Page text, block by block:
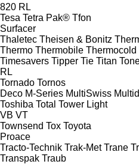
820 RL
Tesa Tetra Pak® Tfon
Surfacer
Thaletec Theisen & Bonitz
Thermo Thermobile Thermocold
Timesavers Tipper Tie Titan
RL
Tornado Tornos
Deco M-Series MultiSwiss
Toshiba Total Tower Light
VB VT
Townsend Tox Toyota
Proace
Tracto-Technik Trak-Met Trane
Transpak Traub